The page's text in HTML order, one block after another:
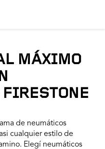
MÁXIMO
de neumáticos
cualquier estilo de
Elegí neumáticos